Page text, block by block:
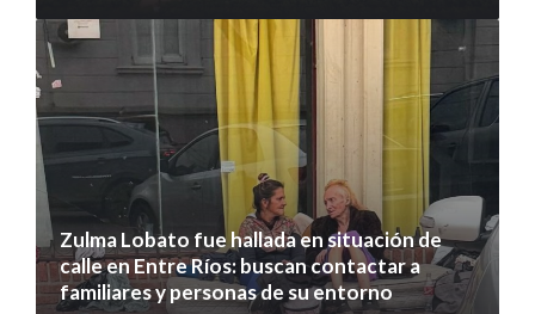
Zulma Lobato fue hallada en situación de
calle en Entre Ríos: buscan contactar a
familiares y personas de su entorno